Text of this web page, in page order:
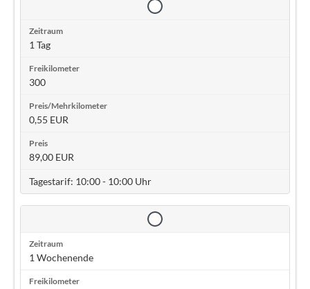
1 Tag
300
0,55 EUR
89,00 EUR
Tagestarif: 10:00 - 10:00 Uhr
1 Wochenende